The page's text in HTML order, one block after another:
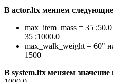
В actor.ltx меняем
max_item_mass = 35
35 ;1000.0
max_walk_weight = 60"
1500
В system.ltx меняем значение